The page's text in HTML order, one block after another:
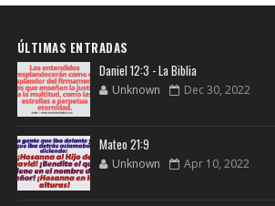
ÚLTIMAS ENTRADAS
Daniel 12:3 - La Biblia
Unknown Dec 30, 2022
Mateo 21:9
Unknown Apr 10, 2022